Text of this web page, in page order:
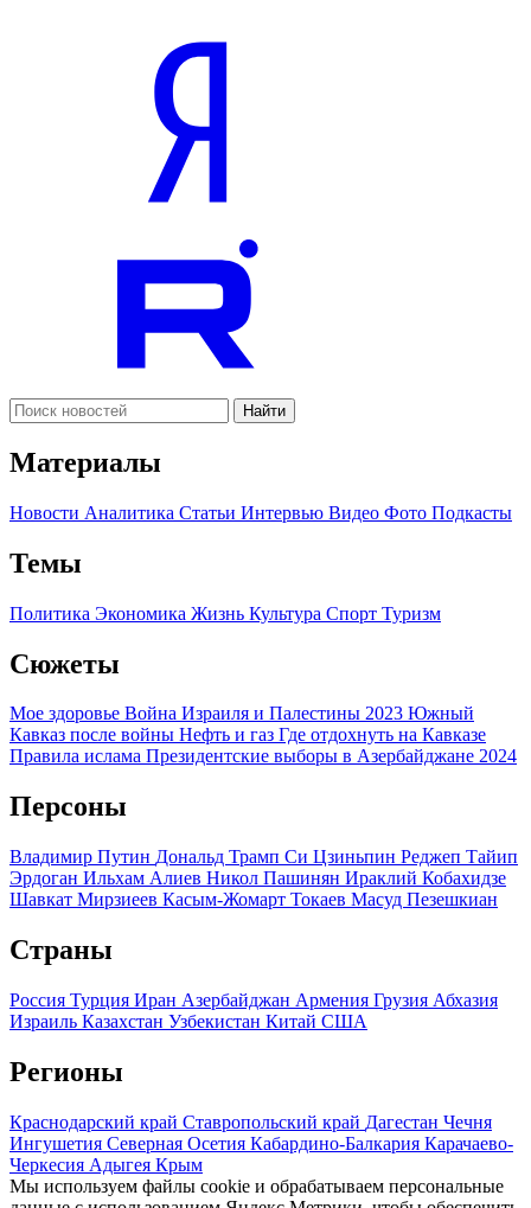
Найти
Материалы
Новости Аналитика Статьи Интервью Видео Фото Подкасты
Темы
Политика Экономика Жизнь Культура Спорт Туризм
Сюжеты
Мое здоровье Война Израиля и Палестины 2023 Южный
Кавказ после войны Нефть и газ Где отдохнуть на Кавказе
Правила ислама Президентские выборы в Азербайджане 2024
Персоны
Владимир Путин Дональд Трамп Си Цзиньпин Реджеп Тайип
Эрдоган Ильхам Алиев Никол Пашинян Ираклий Кобахидзе
Шавкат Мирзиеев Касым-Жомарт Токаев Масуд Пезешкиан
Страны
Россия Турция Иран Азербайджан Армения Грузия Абхазия
Израиль Казахстан Узбекистан Китай США
Регионы
Краснодарский край Ставропольский край Дагестан Чечня
Ингушетия Северная Осетия Кабардино-Балкария Карачаево-
Черкесия Адыгея Крым
Мы используем файлы cookie и обрабатываем персональные